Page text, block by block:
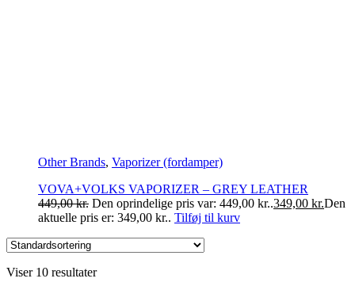
Other Brands, Vaporizer (fordamper)
VOVA+VOLKS VAPORIZER – GREY LEATHER
449,00kr. Den oprindelige pris var: 449,00 kr..349,00 kr.Den
aktuelle pris er: 349,00 kr.. Tilføj til kurv
Viser 10 resultater